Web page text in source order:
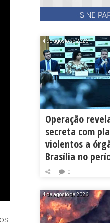
4 de agosto de 2026
Operação
secreta com
violentos a
Brasília no
0
4 de agosto de 2026